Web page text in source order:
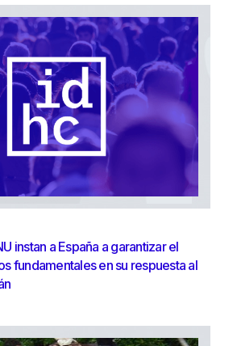
instan a España a garantizar el
fundamentales en su respuesta al